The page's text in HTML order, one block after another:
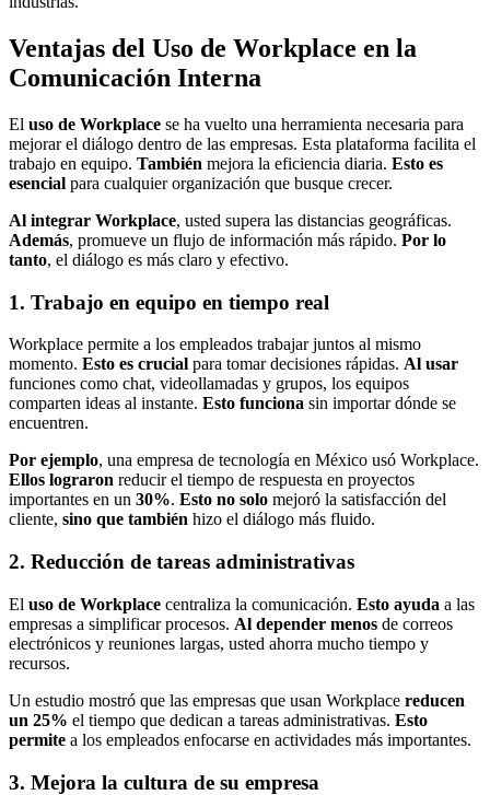
Ventajas del Uso de Workplace en la
Comunicación Interna
El uso de Workplace se ha vuelto una herramienta necesaria para
mejorar el diálogo dentro de las empresas. Esta plataforma facilita el
trabajo en equipo. También mejora la eficiencia diaria. Esto es
esencial para cualquier organización que busque crecer.
Al integrar Workplace, usted supera las distancias geográficas.
Además, promueve un flujo de información más rápido. Por lo
tanto, el diálogo es más claro y efectivo.
1. Trabajo en equipo en tiempo real
Workplace permite a los empleados trabajar juntos al mismo
momento. Esto es crucial para tomar decisiones rápidas. Al usar
funciones como chat, videollamadas y grupos, los equipos
comparten ideas al instante. Esto funciona sin importar dónde se
encuentren.
Por ejemplo, una empresa de tecnología en México usó Workplace.
Ellos lograron reducir el tiempo de respuesta en proyectos
importantes en un 30%. Esto no solo mejoró la satisfacción del
cliente, sino que también hizo el diálogo más fluido.
2. Reducción de tareas administrativas
El uso de Workplace centraliza la comunicación. Esto ayuda a las
empresas a simplificar procesos. Al depender menos de correos
electrónicos y reuniones largas, usted ahorra mucho tiempo y
recursos.
Un estudio mostró que las empresas que usan Workplace reducen
un 25% el tiempo que dedican a tareas administrativas. Esto
permite a los empleados enfocarse en actividades más importantes.
3. Mejora la cultura de su empresa